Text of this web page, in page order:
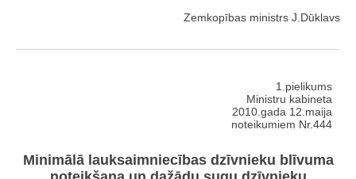
Zemkopības ministrs J.Dūklavs
1.pielikums
Ministru kabineta
2010.gada 12.maija
noteikumiem Nr.444
Minimālā lauksaimniecības dzīvnieku blīvuma